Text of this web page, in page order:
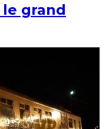
grand